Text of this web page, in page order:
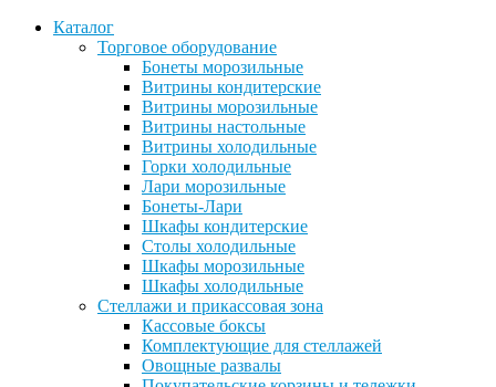
Каталог
Торговое оборудование
Бонеты морозильные
Витрины кондитерские
Витрины морозильные
Витрины настольные
Витрины холодильные
Горки холодильные
Лари морозильные
Бонеты-Лари
Шкафы кондитерские
Столы холодильные
Шкафы морозильные
Шкафы холодильные
Стеллажи и прикассовая зона
Кассовые боксы
Комплектующие для стеллажей
Овощные развалы